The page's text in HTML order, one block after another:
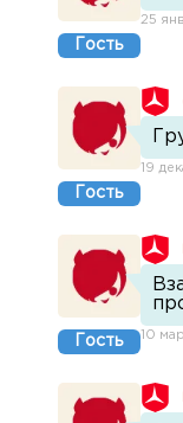
Гость
25
Гость
19
Гость 10